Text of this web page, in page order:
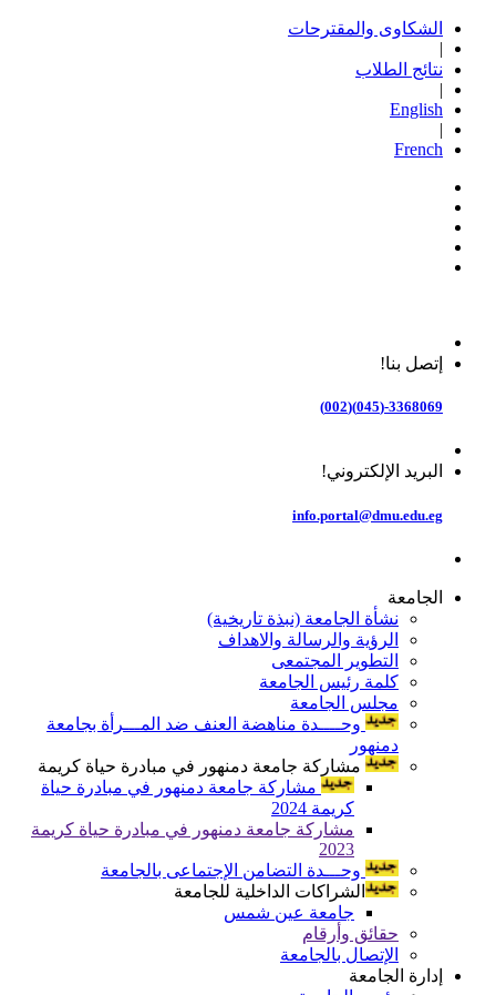
الشكاوى والمقترحات
|
نتائج الطلاب
|
English
|
French
إتصل بنا!
3368069-(045)(002)
البريد الإلكتروني!
info.portal@dmu.edu.eg
الجامعة
نشأة الجامعة (نبذة تاريخية)
الرؤية والرسالة والاهداف
التطوير المجتمعى
كلمة رئيس الجامعة
مجلس الجامعة
وحــــدة مناهضة العنف ضد المـــرأة بجامعة
دمنهور
مشاركة جامعة دمنهور في مبادرة حياة كريمة
مشاركة جامعة دمنهور في مبادرة حياة
كريمة 2024
مشاركة جامعة دمنهور في مبادرة حياة كريمة
2023
وحـــدة التضامن الإجتماعى بالجامعة
الشراكات الداخلية للجامعة
جامعة عين شمس
حقائق وأرقام
الإتصال بالجامعة
إدارة الجامعة